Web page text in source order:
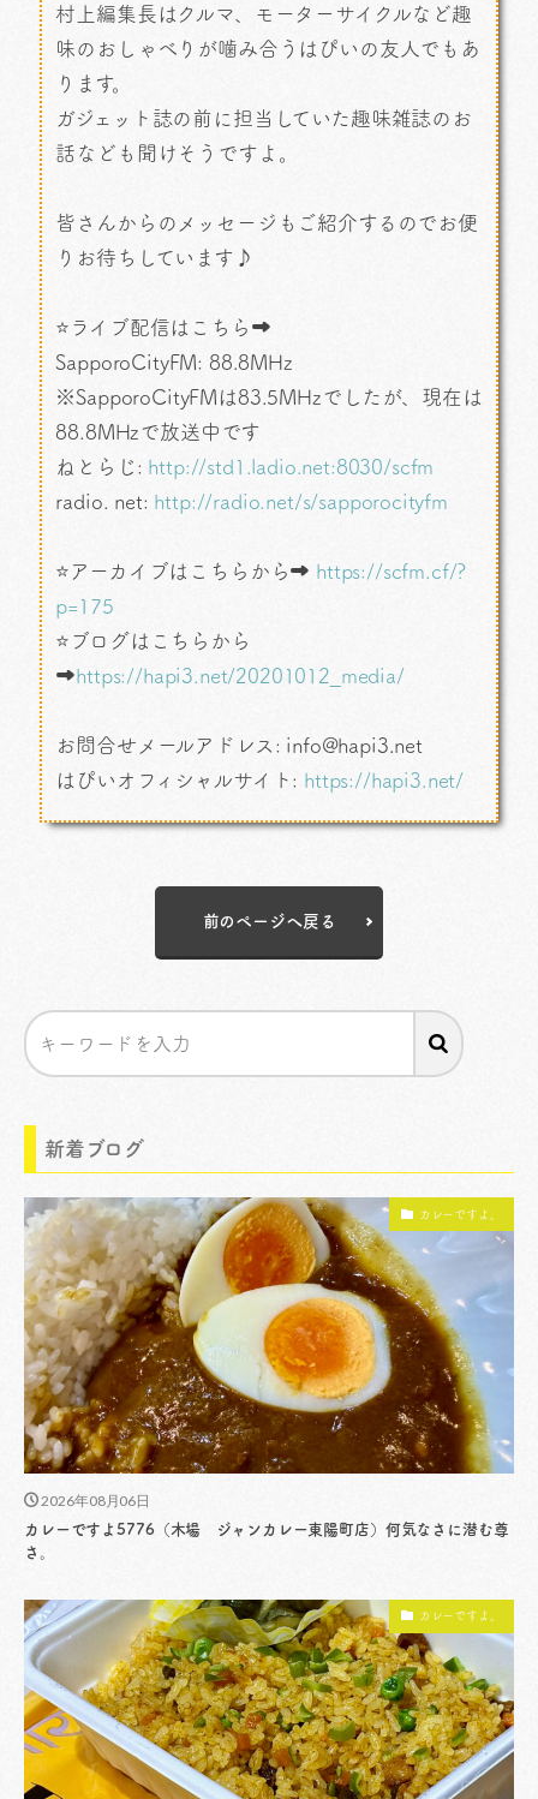
村上編集長はクルマ、モーターサイクルなど趣
味のおしゃべりが噛み合うはぴいの友人でもあ
ります。
ガジェット誌の前に担当していた趣味雑誌のお
話なども聞けそうですよ。
皆さんからのメッセージもご紹介するのでお便
りお待ちしています♪
⭐ライブ配信はこちら➡
SapporoCityFM: 88.8MHz
※SapporoCityFMは83.5MHzでしたが、現在は
88.8MHzで放送中です
ねとらじ: http://std1.ladio.net:8030/scfm
radio. net: http://radio.net/s/sapporocityfm
⭐アーカイブはこちらから➡ https://scfm.cf/?
p=175
⭐ブログはこちらから
➡https://hapi3.net/20201012_media/
お問合せメールアドレス: info@hapi3.net
はぴいオフィシャルサイト: https://hapi3.net/
前のページへ戻る
新着ブログ
カレーですよ。
2026年08月06日
カレーですよ5776（木場 ジャンカレー東陽町店）何気なさに潜む尊
さ。
カレーですよ。